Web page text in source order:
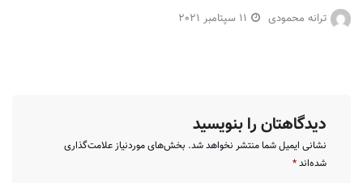
ترانه محمودی 11 سپتامبر 2021
دیدگاهتان را بنویسید
نشانی ایمیل شما منتشر نخواهد شد. بخش‌های موردنیاز علامت‌گذاری
شده‌اند*